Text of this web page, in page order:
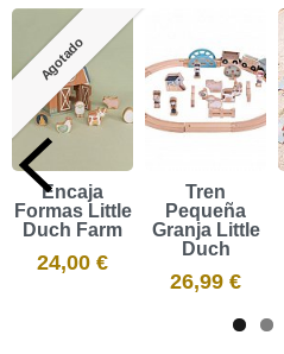
Agotado
Encaja
Formas Little
Duch Farm
24,00 €
Tren
Pequeña
Granja Little
Duch
26,99 €